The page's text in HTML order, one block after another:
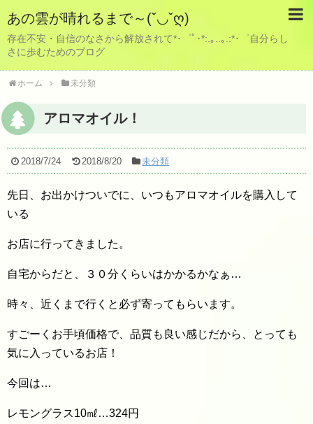
あの雲が晴れるまで～(ˇ◡ˇღ)
存在不安・自信のなさから解放されて*･゜ﾟ･*:.｡..｡.:*･゜自分らし
さに歩むためのブログ
ホーム 未分類
アロマオイル！
2018/7/24 2018/8/20 未分類
先日、お出かけついでに、いつもアロマオイルを購入して
いる
お店に行ってきました。
自宅からだと、３０分くらいはかかるかなぁ…
時々、近くまで行くと必ず寄ってもらいます。
すごーくお手頃価格で、品質も良い感じだから、とっても
気に入っているお店！
今回は…
レモングラス10㎖…324円